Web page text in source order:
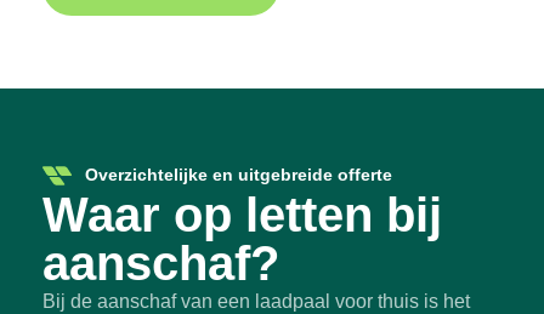
Overzichtelijke en uitgebreide offerte
Waar op letten bij
aanschaf?
Bij de aanschaf van een laadpaal voor thuis is het